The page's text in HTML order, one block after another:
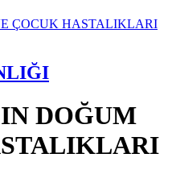
DOĞUM